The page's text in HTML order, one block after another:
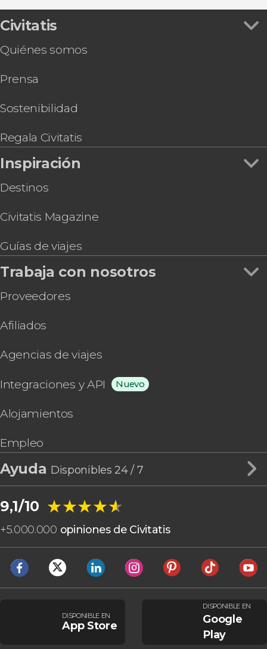
Visita guiada por el Museo Vasa
Tour por el Museo Vasa y el Ayuntamiento de
Visita guiada por el Palacio Real de Estocolmo
Entrada al Museo Fotografiska de Estocolmo
Tour gastronómico por Estocolmo
Tour por Estocolmo para cruceros
Civitatis
Quiénes somos
Prensa
Sostenibilidad
Regala Civitatis
Inspiración
Destinos
Civitatis Magazine
Guías de viajes
Trabaja con nosotros
Proveedores
Afiliados
Agencias de viajes
Integraciones y API Nuevo
Alojamientos
Empleo
Ayuda Disponibles 24 / 7
9,1/10 ★★★★★
★★★★★
+5.000.000 opiniones de Civitatis
DISPONIBLE EN
App Store
DISPONIBLE EN
Google
Play